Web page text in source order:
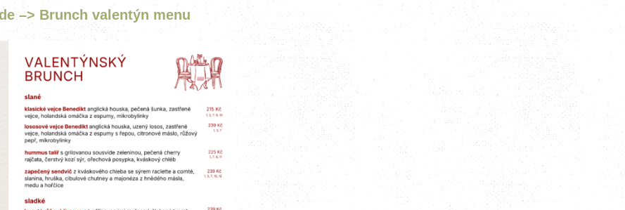
–> Brunch valentýn menu